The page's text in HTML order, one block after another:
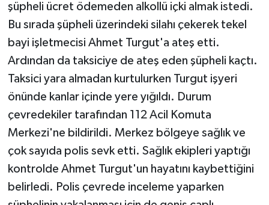
şüpheli ücret ödemeden alkollü içki almak istedi.
Bu sırada şüpheli üzerindeki silahı çekerek tekel
bayi işletmecisi Ahmet Turgut'a ateş etti.
Ardından da taksiciye de ateş eden şüpheli kaçtı.
Taksici yara almadan kurtulurken Turgut işyeri
önünde kanlar içinde yere yığıldı. Durum
çevredekiler tarafından 112 Acil Komuta
Merkezi'ne bildirildi. Merkez bölgeye sağlık ve
çok sayıda polis sevk etti. Sağlık ekipleri yaptığı
kontrolde Ahmet Turgut'un hayatını kaybettiğini
belirledi. Polis çevrede inceleme yaparken